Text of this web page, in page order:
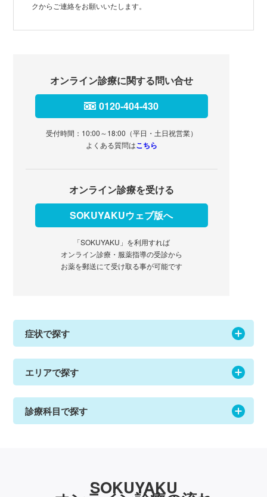
クからご連絡をお願いいたします。
オンライン診療に関する問い合せ
0120-404-430
受付時間：10:00～18:00（平日・土日祝営業）
よくある質問はこちら
オンライン診療を受ける
SOKUYAKUウェブ版へ
「SOKUYAKU」を利用すれば
オンライン診療・服薬指導の受診から
お薬を郵送にて受け取る事が可能です
症状で探す
エリアで探す
診療科目で探す
SOKUYAKU